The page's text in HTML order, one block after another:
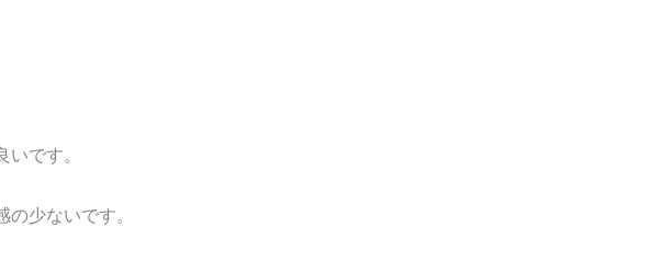
です。
少ないです。